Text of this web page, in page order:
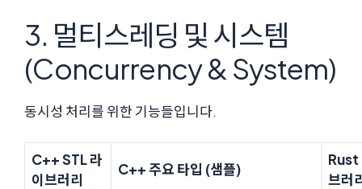
3. 멀티스레딩 및 시스템
(Concurrency & System)
동시성 처리를 위한 기능들입니다.
C++ STL 라
이브러리
C++ 주요 타입 (샘플)
Rust
브러